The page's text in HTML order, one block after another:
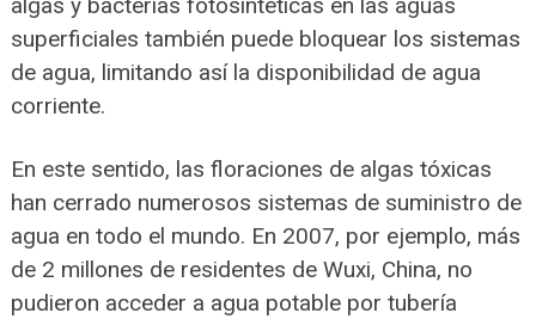
algas y bacterias fotosintéticas en las aguas
superficiales también puede bloquear los sistemas
de agua, limitando así la disponibilidad de agua
corriente.
En este sentido, las floraciones de algas tóxicas
han cerrado numerosos sistemas de suministro de
agua en todo el mundo. En 2007, por ejemplo, más
de 2 millones de residentes de Wuxi, China, no
pudieron acceder a agua potable por tubería